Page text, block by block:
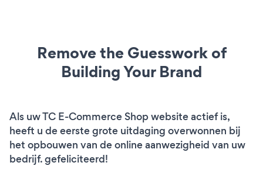
Remove the Guesswork of
Building Your Brand
Als uw TC E-Commerce Shop website actief is,
heeft u de eerste grote uitdaging overwonnen bij
het opbouwen van de online aanwezigheid van uw
bedrijf. gefeliciteerd!